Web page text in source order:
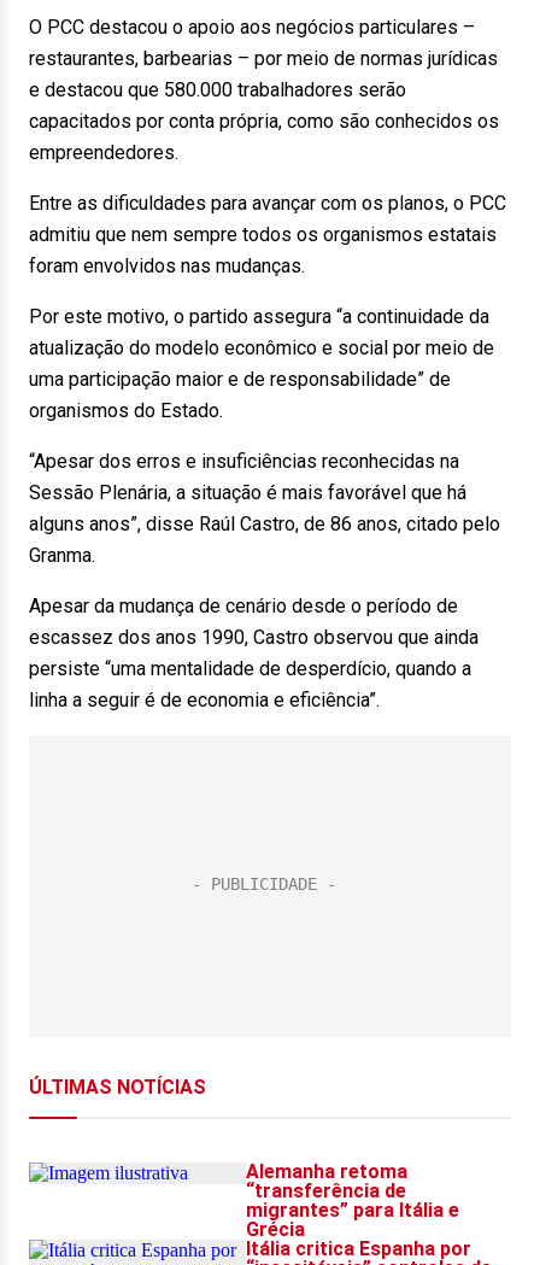
O PCC destacou o apoio aos negócios particulares –
restaurantes, barbearias – por meio de normas jurídicas
e destacou que 580.000 trabalhadores serão
capacitados por conta própria, como são conhecidos os
empreendedores.
Entre as dificuldades para avançar com os planos, o PCC
admitiu que nem sempre todos os organismos estatais
foram envolvidos nas mudanças.
Por este motivo, o partido assegura “a continuidade da
atualização do modelo econômico e social por meio de
uma participação maior e de responsabilidade” de
organismos do Estado.
“Apesar dos erros e insuficiências reconhecidas na
Sessão Plenária, a situação é mais favorável que há
alguns anos”, disse Raúl Castro, de 86 anos, citado pelo
Granma.
Apesar da mudança de cenário desde o período de
escassez dos anos 1990, Castro observou que ainda
persiste “uma mentalidade de desperdício, quando a
linha a seguir é de economia e eficiência”.